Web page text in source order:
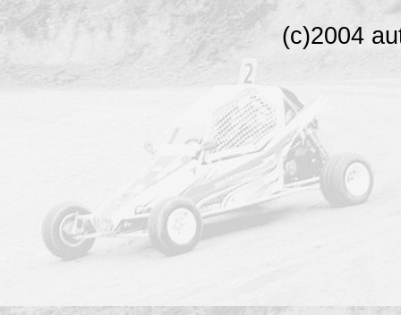
(c)2004